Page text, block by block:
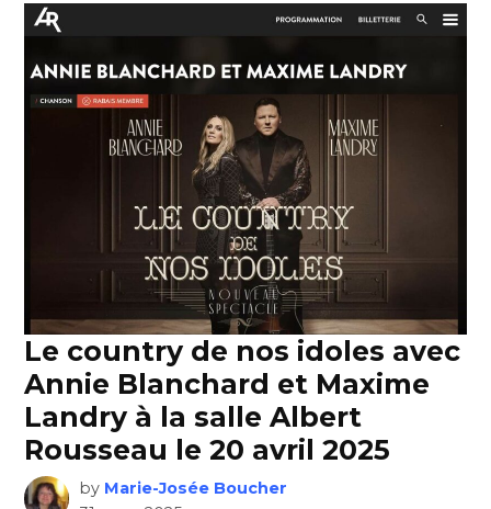
Le country de nos idoles avec
Annie Blanchard et Maxime
Landry à la salle Albert
Rousseau le 20 avril 2025
by Marie-Josée Boucher